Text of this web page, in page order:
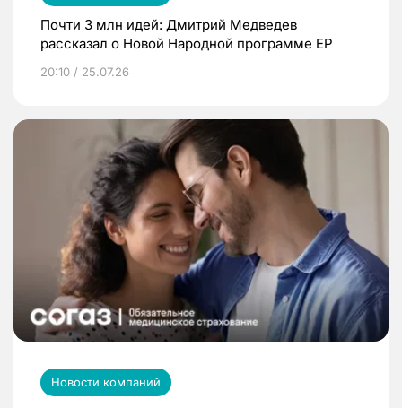
Почти 3 млн идей: Дмитрий Медведев
рассказал о Новой Народной программе ЕР
20:10 / 25.07.26
Новости компаний